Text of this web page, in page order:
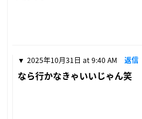
2025年10月31日 at 9:40 AM 返信
なら行かなきゃいいじゃん笑